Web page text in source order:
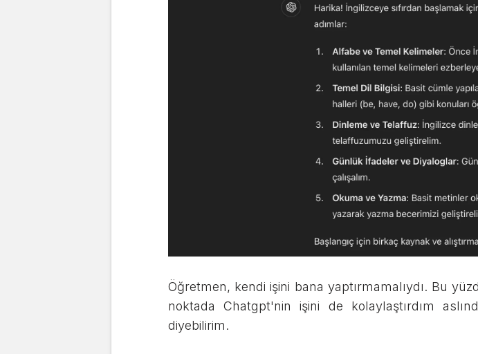
Öğretmen, kendi işini bana yaptırmamalıydı. Bu
noktada Chatgpt'nin işini de kolaylaştırdım
diyebilirim.